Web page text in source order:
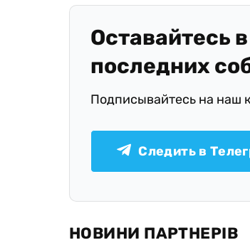
Оставайтесь
последних
Подписывайтесь на наш
Следить в